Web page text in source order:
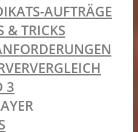
AUFTRÄGE
& TRICKS
3